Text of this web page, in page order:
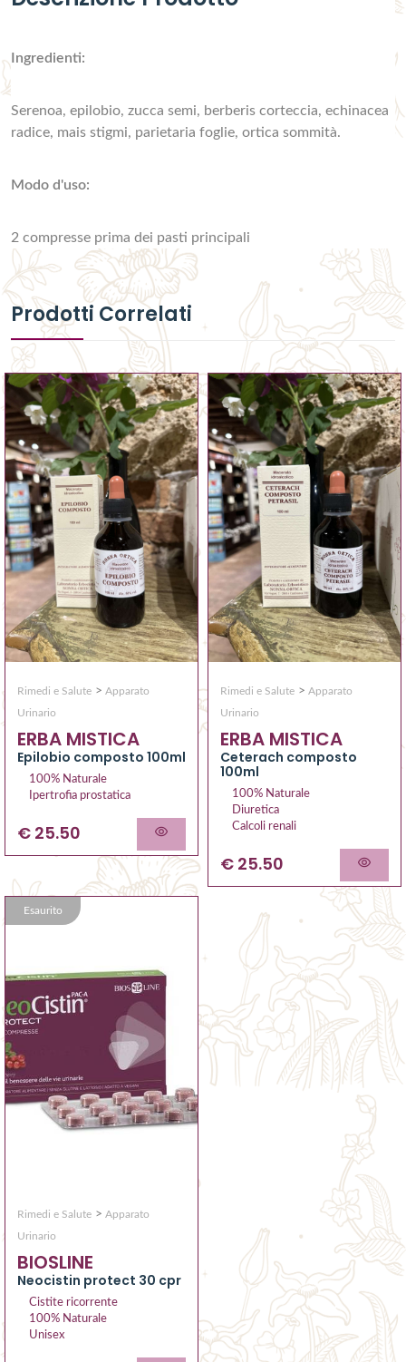
Ingredienti:
Serenoa, epilobio, zucca semi, berberis corteccia, echinacea
radice, mais stigmi, parietaria foglie, ortica sommità.
Modo d'uso:
2 compresse prima dei pasti principali
Prodotti Correlati
Rimedi e Salute > Apparato
Urinario
ERBA MISTICA
Epilobio composto 100ml
100% Naturale
Ipertrofia prostatica
€ 25.50
Rimedi e Salute > Apparato
Urinario
ERBA MISTICA
Ceterach composto
100ml
100% Naturale
Diuretica
Calcoli renali
€ 25.50
Esaurito
Rimedi e Salute > Apparato
Urinario
BIOSLINE
Neocistin protect 30 cpr
Cistite ricorrente
100% Naturale
Unisex